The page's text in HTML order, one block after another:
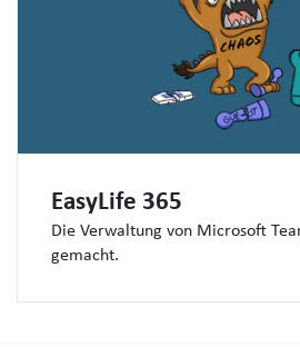
EasyLife 365
Die Verwaltung von Microsoft
gemacht.